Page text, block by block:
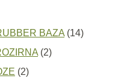
BAZA 1414
22
22